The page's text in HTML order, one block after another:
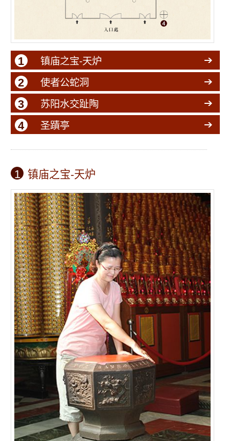
1 镇庙之宝-天炉
2 使者公蛇洞
3 苏阳水交趾陶
4 圣蹟亭
1 镇庙之宝-天炉